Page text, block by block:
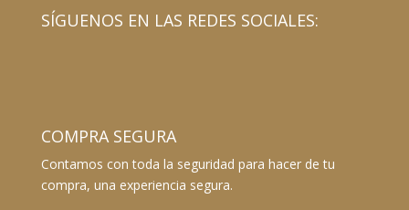
SÍGUENOS EN LAS REDES SOCIALES:
COMPRA SEGURA
Contamos con toda la seguridad para hacer de tu
compra, una experiencia segura.